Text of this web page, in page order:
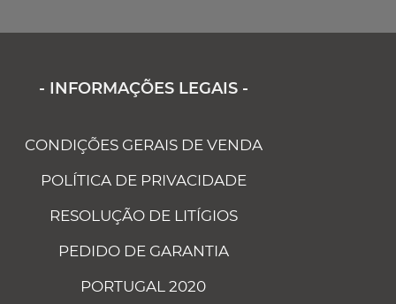
- INFORMAÇÕES LEGAIS -
CONDIÇÕES GERAIS DE VENDA
POLÍTICA DE PRIVACIDADE
RESOLUÇÃO DE LITÍGIOS
PEDIDO DE GARANTIA
PORTUGAL 2020